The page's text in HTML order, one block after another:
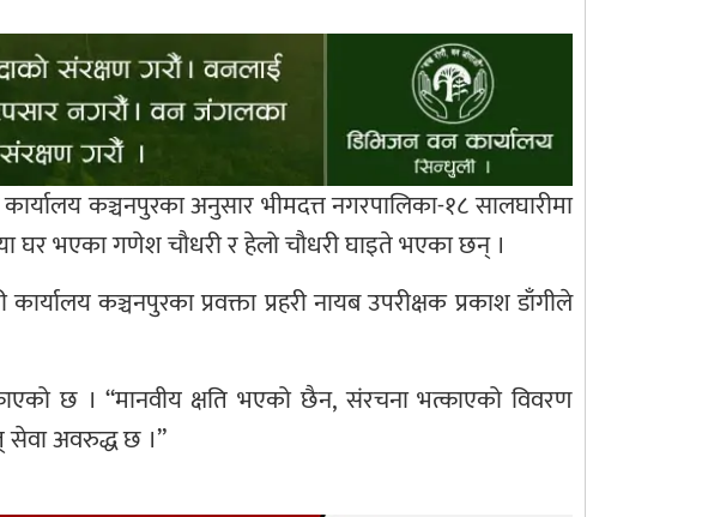
कञ्चनपुरका अनुसार भीमदत्त नगरपालिका-१८ सालघारीमा
घर भएका गणेश चौधरी र हेलो चौधरी घाइते भएका छन् ।
कञ्चनपुरका प्रवक्ता प्रहरी नायब उपरीक्षक प्रकाश डाँगीले
छ । “मानवीय क्षति भएको छैन, संरचना भत्काएको विवरण
सेवा अवरुद्ध छ ।”